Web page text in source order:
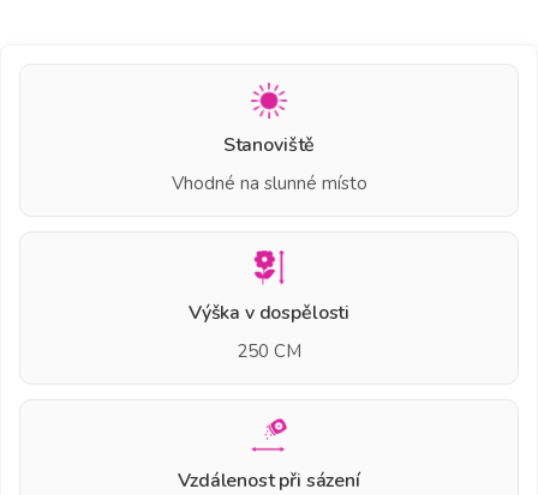
Stanoviště
Vhodné na slunné místo
Výška v dospělosti
250 CM
Vzdálenost při sázení